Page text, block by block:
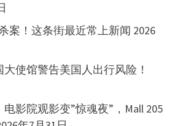
案！这条街最近常上新闻 2026
使馆警告美国人出行风险！
影院观影变”惊魂夜”，Mall 205